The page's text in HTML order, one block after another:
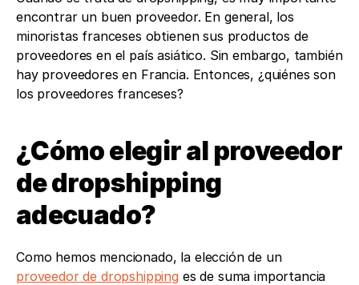
encontrar un buen proveedor. En general, los
minoristas franceses obtienen sus productos de
proveedores en el país asiático. Sin embargo, también
hay proveedores en Francia. Entonces, ¿quiénes son
los proveedores franceses?
¿Cómo elegir al proveedor
de dropshipping
adecuado?
Como hemos mencionado, la elección de un
proveedor de dropshipping es de suma importancia